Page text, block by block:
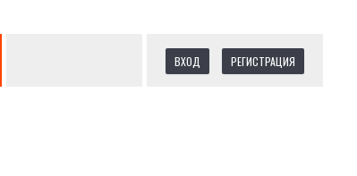
ВХОД РЕГИСТРАЦИЯ